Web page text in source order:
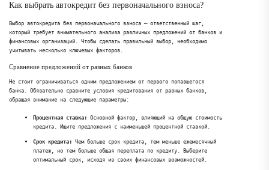
Как выбрать автокредит без первоначального взноса?
Выбор автокредита без первоначального взноса – ответственный шаг,
который требует внимательного анализа различных предложений от банков и
финансовых организаций. Чтобы сделать правильный выбор, необходимо
учитывать несколько ключевых факторов.
Сравнение предложений от разных банков
Не стоит ограничиваться одним предложением от первого попавшегося
банка. Обязательно сравните условия кредитования от разных банков,
обращая внимание на следующие параметры:
Процентная ставка: Основной фактор, влияющий на общую стоимость
кредита. Ищите предложения с наименьшей процентной ставкой.
Срок кредита: Чем больше срок кредита, тем меньше ежемесячный
платеж, но тем больше общая переплата по кредиту. Выберите
оптимальный срок, исходя из своих финансовых возможностей.